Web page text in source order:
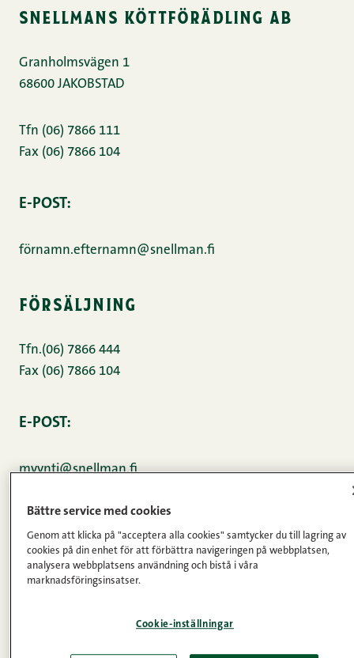
snellmans köttförädling ab
Granholmsvägen 1
68600 JAKOBSTAD
Tfn (06) 7866 111
Fax (06) 7866 104
E-POST:
förnamn.efternamn@snellman.fi
försäljning
Tfn.(06) 7866 444
Fax (06) 7866 104
E-POST:
myynti@snellman.fi
konsumentservice
Vardagar 9–12,
0290 067866 (lsa)
Bättre service med cookies
Genom att klicka på "acceptera alla cookies" samtycker du till lagring av
cookies på din enhet för att förbättra navigeringen på webbplatsen,
analysera webbplatsens användning och bistå i våra
marknadsföringsinsatser.
Cookie-inställningar